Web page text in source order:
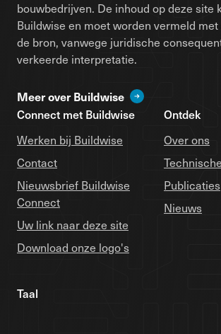
bouwbedrijven. De inhoud op deze site
Buildwise en moet worden vermeld
de bron, vanwege juridische
verkeerde interpretatie.
Meer over Buildwise
Connect met Buildwise
Werken bij Buildwise
Contact
Nieuwsbrief Buildwise
Connect
Uw link naar deze site
Download onze logo's
Ontdek
Over ons
Publicaties
Nieuws
Taal